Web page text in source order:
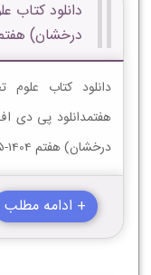
دانلود کتاب
درخشان)
دانلود کتاب
هفتمدانلود پی دی
درخشان) هفتم 1404-1405
+ ادامه مطلب